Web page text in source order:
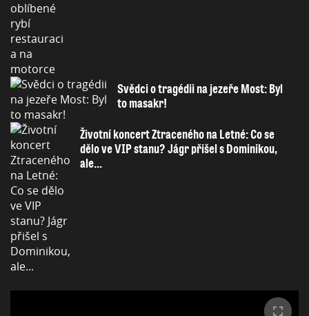
Svědci o tragédii na jezeře Most: Byl
to masakr!
Životní koncert Ztraceného na Letné: Co se
dělo ve VIP stanu? Jágr přišel s Dominikou,
ale...